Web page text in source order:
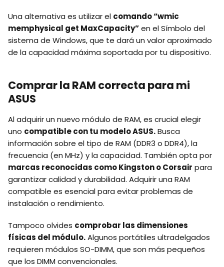
Una alternativa es utilizar el comando “wmic
memphysical get MaxCapacity”en el Símbolo del
sistema de Windows, que te dará un valor aproximado
de la capacidad máxima soportada por tu dispositivo.
Comprar la RAM correcta para mi
ASUS
Al adquirir un nuevo módulo de RAM, es crucial elegir
uno compatible con tu modelo ASUS.Busca
información sobre el tipo de RAM (DDR3 o DDR4), la
frecuencia (en MHz) y la capacidad. También opta por
marcas reconocidas como Kingston o Corsair para
garantizar calidad y durabilidad. Adquirir una RAM
compatible es esencial para evitar problemas de
instalación o rendimiento.
Tampoco olvides comprobar las dimensiones
físicas del módulo.Algunos portátiles ultradelgados
requieren módulos SO-DIMM, que son más pequeños
que los DIMM convencionales.